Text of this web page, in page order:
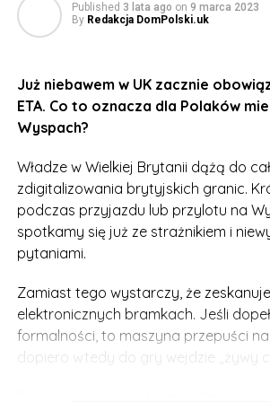
Do połowy 2024 roku wyznaczono
aparatura działa.
Skanuje nasze przedmioty w formie
nawet w termosach. Dzięki temu
rewolucyjna zmiana.
Już za ok. 1,5 roku będziemy mogli
100 mililitrów. Ale to nie wszystko.
Zmieni się także zasada dotycząca
elektronicznego. Nie trzeba będzie
laptopów, tabletów czy kabli od
kontroli. Wszystko to strażnik
Published 3 lata ago on 9 marca 2023
By Redakcja DomPolski.uk
Już niebawem w UK zacznie
ETA. Co to oznacza dla Polaków
Wyspach?
Władze w Wielkiej Brytanii dążą do
zdigitalizowania brytyjskich granic.
podczas przyjazdu lub przylotu na
spotkamy się już ze strażnikiem i
pytaniami.
Zamiast tego wystarczy, że
elektronicznych bramkach. Jeśli
formalności, to maszyna przepuści
dopiero wtedy do gry wejdzie „żywy